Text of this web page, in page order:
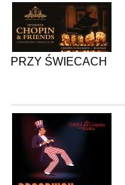
PRZY ŚWIECACH